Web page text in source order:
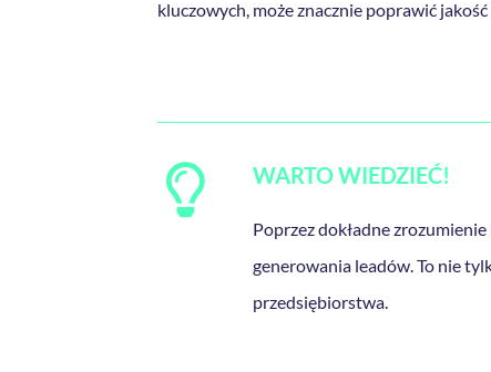
kluczowych, może znacznie poprawić
WARTO WIEDZIEĆ!
Poprzez dokładne
generowania leadów. To nie
przedsiębiorstwa.